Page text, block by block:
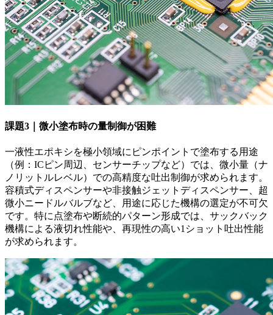
課題3｜微小塗布時の量制御が困難
一液性エポキシを極小領域にピンポイントで塗布する用途
（例：ICピン周辺、センサーチップなど）では、微小量（ナ
ノリットルレベル）での高精度な吐出制御が求められます。
容積式ディスペンサーや非接触ジェットディスペンサー、超
微小ニードルバルブなど、用途に応じた機構の選定が不可欠
です。特に点塗布や断続的パターン形成では、サックバック
機構による液切れ性能や、再現性の高い1ショット吐出性能
が求められます。